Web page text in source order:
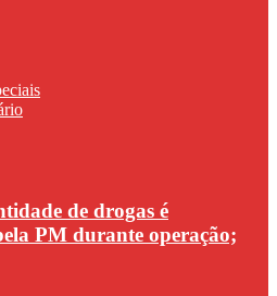
de drogas é
PM durante operação;